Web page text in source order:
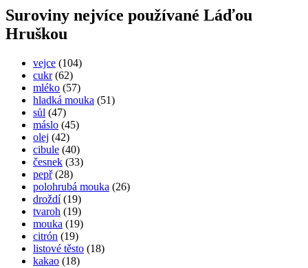
Suroviny nejvíce používané Láďou
Hruškou
vejce (104)
cukr (62)
mléko (57)
hladká mouka (51)
sůl (47)
máslo (45)
olej (42)
cibule (40)
česnek (33)
pepř (28)
polohrubá mouka (26)
droždí (19)
tvaroh (19)
mouka (19)
citrón (19)
listové těsto (18)
kakao (18)